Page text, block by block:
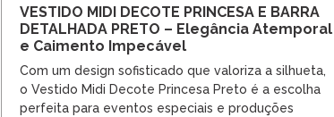
VESTIDO MIDI DECOTE PRINCESA E BARRA
DETALHADA PRETO – Elegância Atemporal
e Caimento Impecável
Com um design sofisticado que valoriza a silhueta,
o Vestido Midi Decote Princesa Preto é a escolha
perfeita para eventos especiais e produções